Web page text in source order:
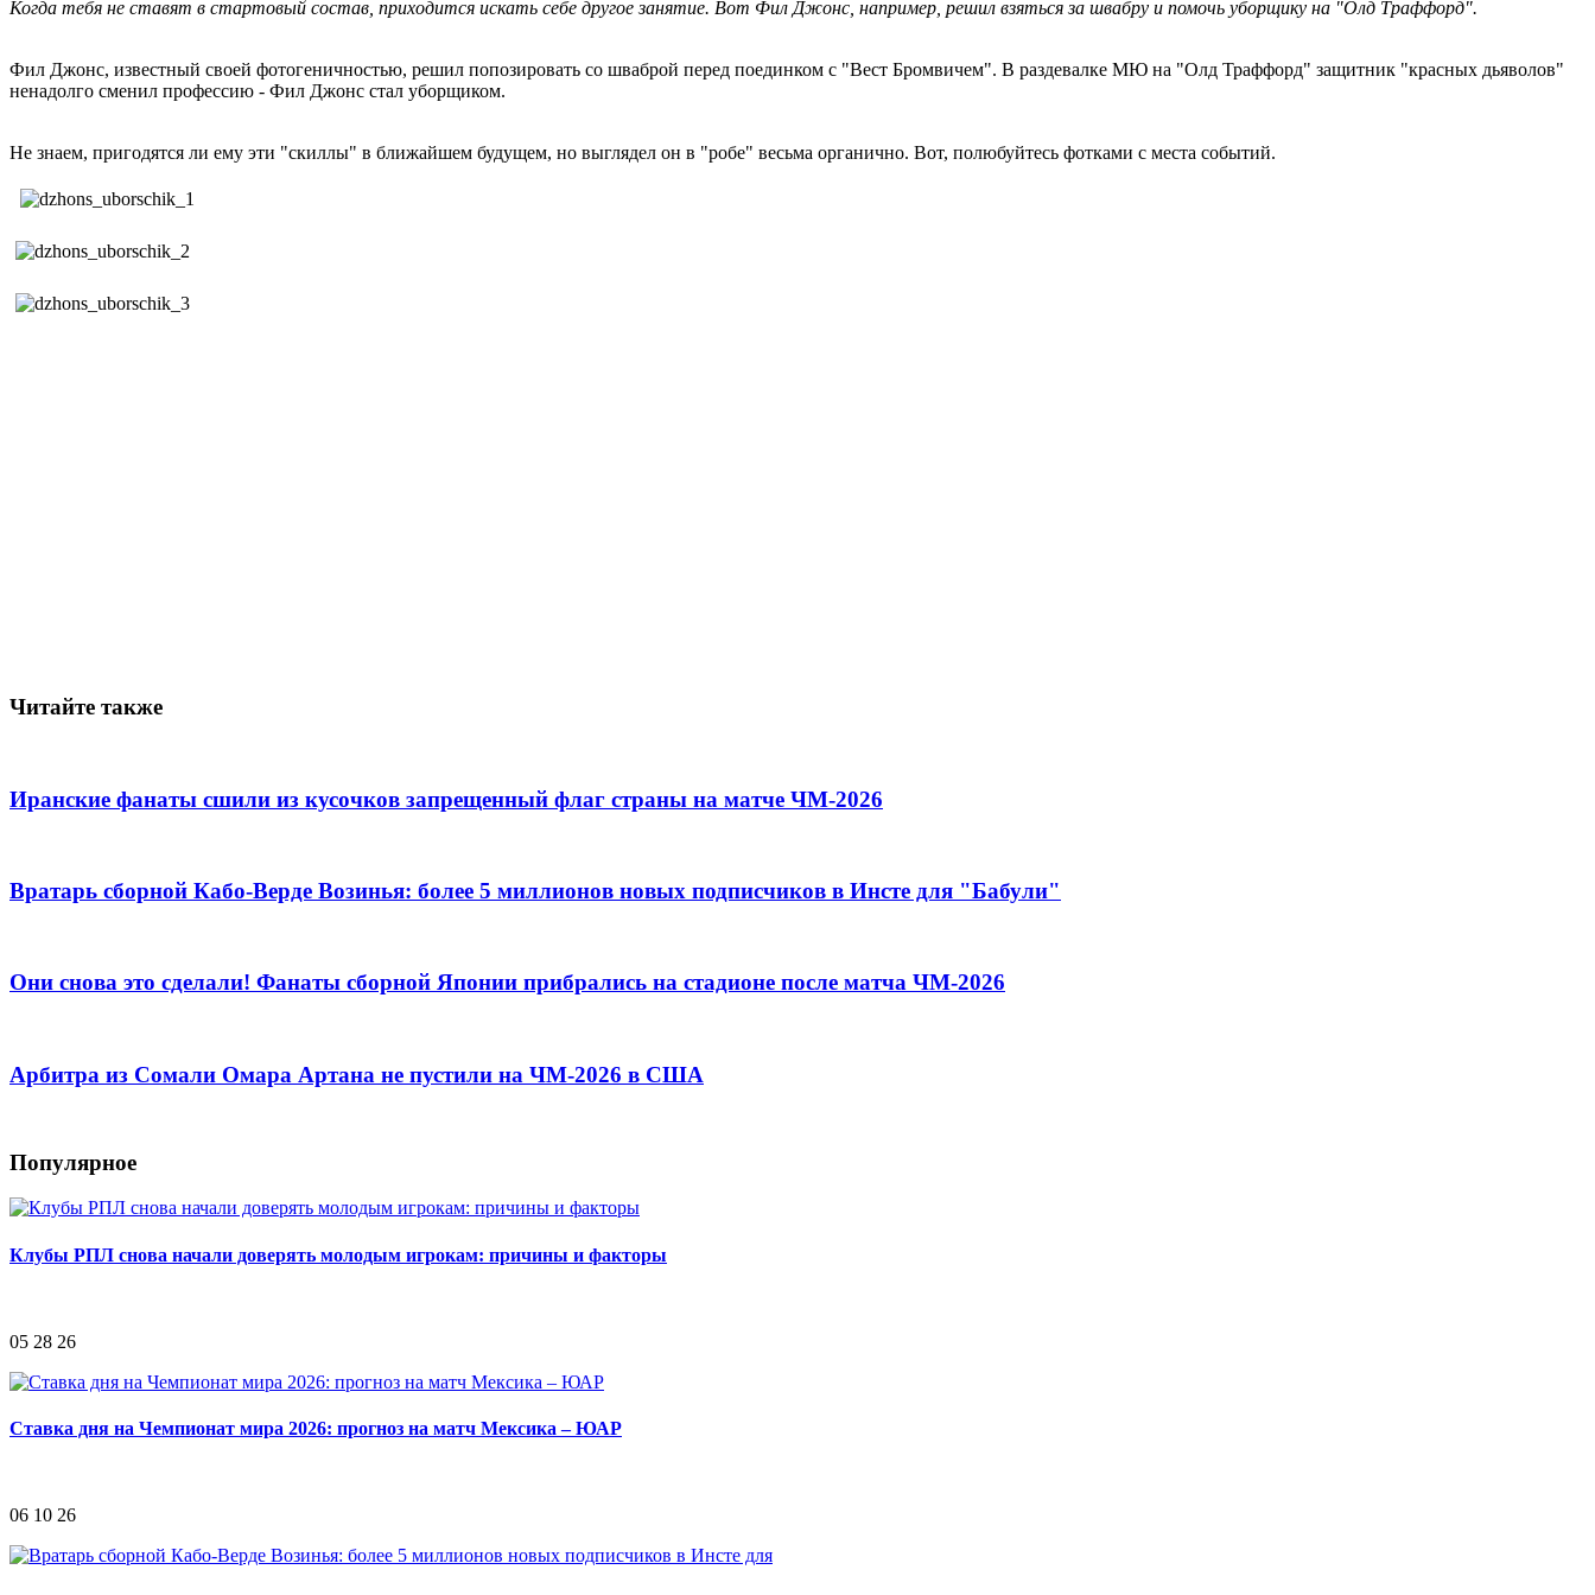
Когда тебя не ставят в стартовый состав, приходится искать себе другое занятие. Вот Фил Джонс, например, решил взяться за швабру и помочь уборщику на "Олд Траффорд".
Фил Джонс, известный своей фотогеничностью, решил попозировать со шваброй перед поединком с "Вест Бромвичем". В раздевалке МЮ на "Олд Траффорд" защитник "красных дьяволов"
ненадолго сменил профессию - Фил Джонс стал уборщиком.
Не знаем, пригодятся ли ему эти "скиллы" в ближайшем будущем, но выглядел он в "робе" весьма органично. Вот, полюбуйтесь фотками с места событий.
Читайте также
Иранские фанаты сшили из кусочков запрещенный флаг страны на матче ЧМ-2026
Вратарь сборной Кабо-Верде Возинья: более 5 миллионов новых подписчиков в Инсте для "Бабули"
Они снова это сделали! Фанаты сборной Японии прибрались на стадионе после матча ЧМ-2026
Арбитра из Сомали Омара Артана не пустили на ЧМ-2026 в США
Популярное
Клубы РПЛ снова начали доверять молодым игрокам: причины и факторы
05 28 26
Ставка дня на Чемпионат мира 2026: прогноз на матч Мексика – ЮАР
06 10 26